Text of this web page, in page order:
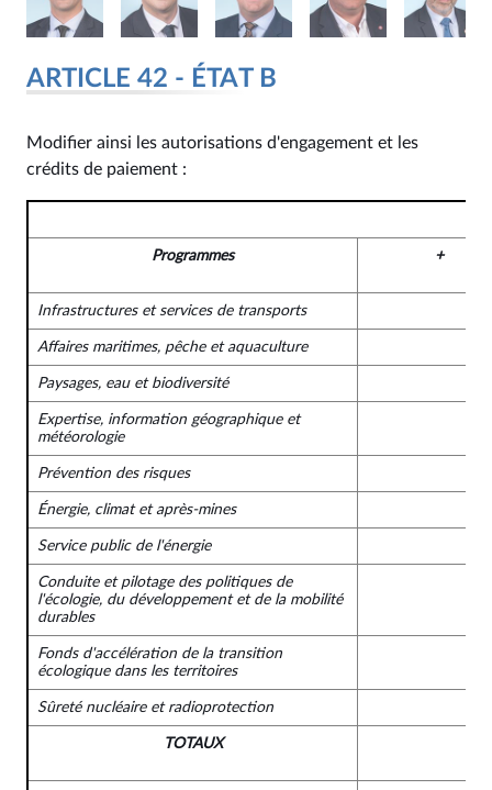
ARTICLE 42 - ÉTAT B
Modifier ainsi les autorisations d'engagement et les
crédits de paiement :
Programmes +
Infrastructures et services de transports
Affaires maritimes, pêche et aquaculture
Paysages, eau et biodiversité
Expertise, information géographique et
météorologie
Prévention des risques
Énergie, climat et après-mines
Service public de l'énergie
Conduite et pilotage des politiques de
l'écologie, du développement et de la mobilité
durables
Fonds d'accélération de la transition
écologique dans les territoires
Sûreté nucléaire et radioprotection
TOTAUX